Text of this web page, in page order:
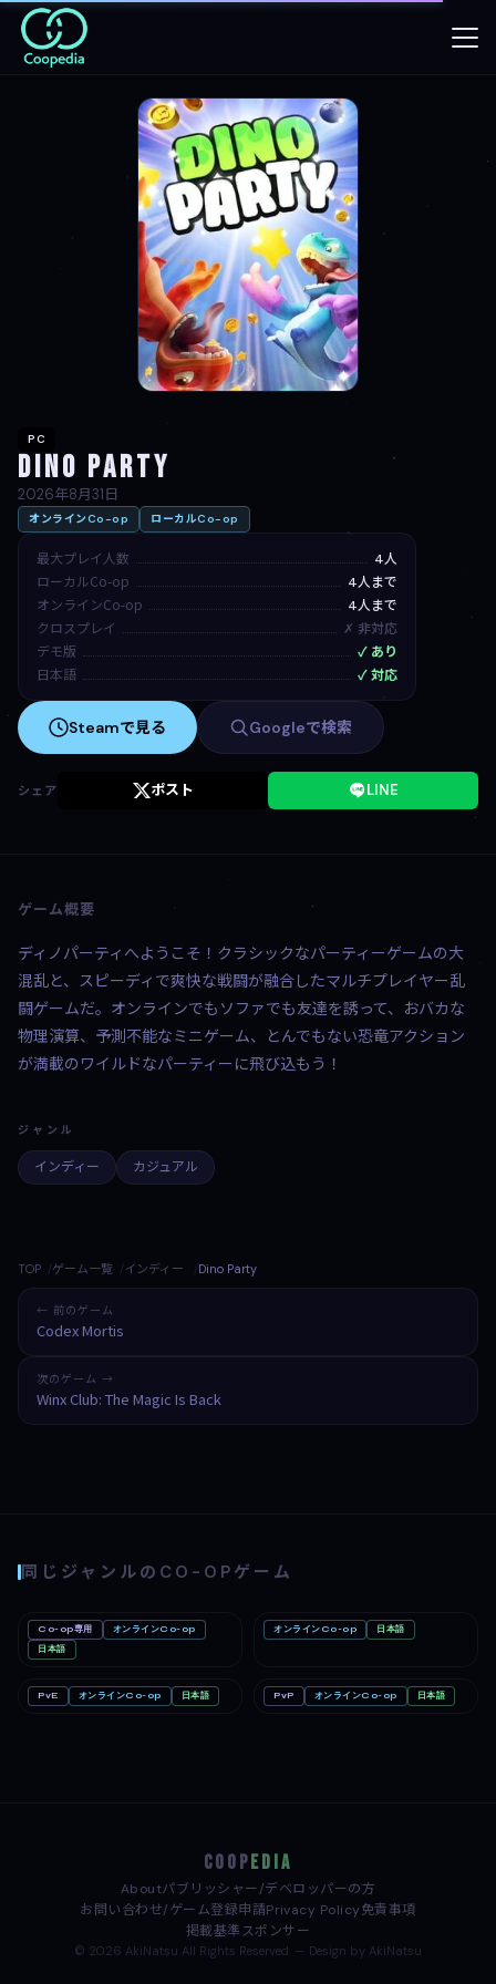
PC
Dino Party
2026年8月31日
オンラインCo-op ローカルCo-op
最大プレイ人数 4人
ローカルCo-op 4人まで
オンラインCo-op 4人まで
クロスプレイ ✗ 非対応
デモ版 ✓ あり
日本語 ✓ 対応
Steamで見る Googleで検索
シェア ポスト LINE
ゲーム概要
ディノパーティへようこそ！クラシックなパーティーゲームの大
混乱と、スピーディで爽快な戦闘が融合したマルチプレイヤー乱
闘ゲームだ。オンラインでもソファでも友達を誘って、おバカな
物理演算、予測不能なミニゲーム、とんでもない恐竜アクション
が満載のワイルドなパーティーに飛び込もう！
ジャンル
インディー カジュアル
TOP ゲーム一覧 インディー Dino Party
← 前のゲーム
Codex Mortis
次のゲーム →
Winx Club: The Magic Is Back
同じジャンルのCO-OPゲーム
Big Walk
Co-op専用
オンラインCo-op
日本語
Romestead
オンラインCo-op 日本語
PC
どろぼうノーム
PvE オンラインCo-op 日本語 PC
めっちゃカメレオン
PvP オンラインCo-op 日本語
COOP EDIA
Aboutパブリッシャー/デベロッパーの方
お問い合わせ/ゲーム登録申請Privacy Policy免責事項
掲載基準スポンサー
© 2026 AkiNatsu All Rights Reserved. — Design by AkiNatsu